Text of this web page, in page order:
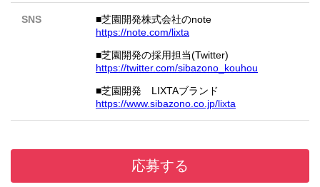
SNS
■芝園開発株式会社のnote
https://note.com/lixta
■芝園開発の採用担当(Twitter)
https://twitter.com/sibazono_kouhou
■芝園開発 LIXTAブランド
https://www.sibazono.co.jp/lixta
応募する